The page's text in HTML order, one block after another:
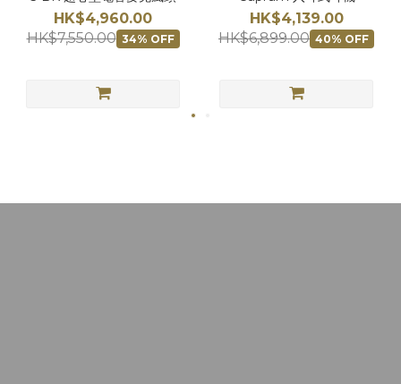
HK$4,960.00
HK$7,550.00 34% OFF
HK$4,139.00
HK$6,899.00 40% OFF